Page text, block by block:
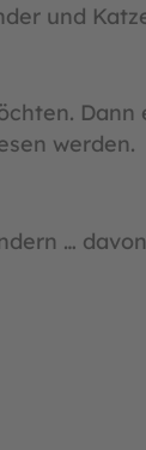
und
Dann
werden.
…